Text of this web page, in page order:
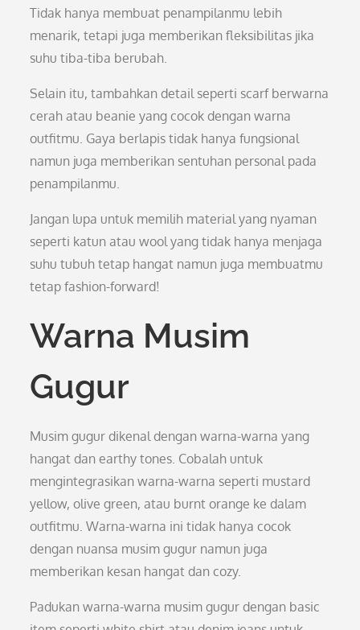
Tidak hanya membuat penampilanmu lebih
menarik, tetapi juga memberikan fleksibilitas jika
suhu tiba-tiba berubah.
Selain itu, tambahkan detail seperti scarf berwarna
cerah atau beanie yang cocok dengan warna
outfitmu. Gaya berlapis tidak hanya fungsional
namun juga memberikan sentuhan personal pada
penampilanmu.
Jangan lupa untuk memilih material yang nyaman
seperti katun atau wool yang tidak hanya menjaga
suhu tubuh tetap hangat namun juga membuatmu
tetap fashion-forward!
Warna Musim
Gugur
Musim gugur dikenal dengan warna-warna yang
hangat dan earthy tones. Cobalah untuk
mengintegrasikan warna-warna seperti mustard
yellow, olive green, atau burnt orange ke dalam
outfitmu. Warna-warna ini tidak hanya cocok
dengan nuansa musim gugur namun juga
memberikan kesan hangat dan cozy.
Padukan warna-warna musim gugur dengan basic